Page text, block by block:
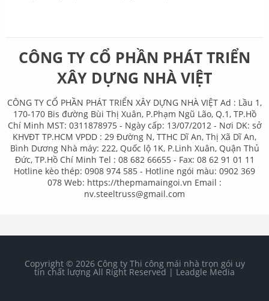
CÔNG TY CỔ PHẦN PHÁT TRIỂN
XÂY DỰNG NHÀ VIỆT
CÔNG TY CỔ PHẦN PHÁT TRIỂN XÂY DỰNG NHÀ VIỆT Ad : Lầu 1,
170-170 Bis đường Bùi Thị Xuân, P.Phạm Ngũ Lão, Q.1, TP.Hồ
Chí Minh MST: 0311878975 - Ngày cấp: 13/07/2012 - Nơi DK: sở
KHVĐT TP.HCM VPDD : 29 Đường N, TTHC Dĩ An, Thị Xã Dĩ An,
Bình Dương Nhà máy: 222, Quốc lộ 1K, P.Linh Xuân, Quận Thủ
Đức, TP.Hồ Chí Minh Tel : 08 682 66655 - Fax: 08 62 91 01 11
Hotline kèo thép: 0908 974 585 - Hotline ngói màu: 0902 369
078 Web: https://thepmamaingoi.vn Email :
nv.steeltruss@gmail.com
Copyright © 2026 Công ty Thi công mái nhà trọn gói uy
tín chất lượng All Right Reserved | Leadgle Media